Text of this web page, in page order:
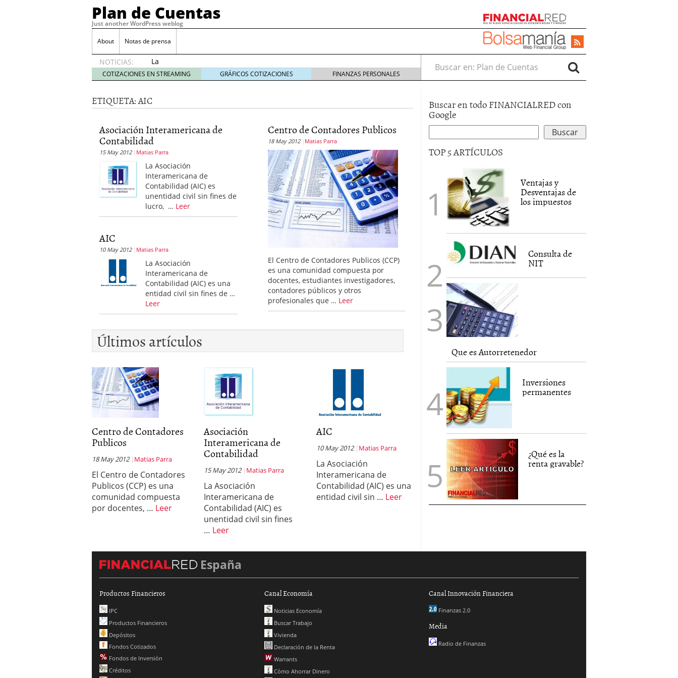
Plan de Cuentas
Just another WordPress weblog
About Notas de prensa
NOTICIAS:
La
elección
del
seguro
es tuya
17, 2015
Ventajas de las Tarjetas de Crédito en Colombia julio 16, 2013
Aportes de capital
¿Qué es el análisis financiero?
junio 11, 2013
¿Quién debe firmar un acta de asamblea? mayo 30, 2013
COTIZACIONES EN STREAMING GRÁFICOS COTIZACIONES FINANZAS PERSONALES
Buscar en:
ETIQUETA:AIC
Asociación Interamericana de
Contabilidad
15 May 2012 Matias Parra
La Asociación
Interamericana de
Contabilidad (AIC) es
unentidad civil sin fines de
lucro, … Leer
AIC
10 May 2012 Matias Parra
La Asociación
Interamericana de
Contabilidad (AIC) es una
entidad civil sin fines de …
Leer
Centro de Contadores Publicos
18 May 2012 Matias Parra
El Centro de Contadores Publicos (CCP)
es una comunidad compuesta por
docentes, estudiantes investigadores,
contadores públicos y otros
profesionales que … Leer
Últimos artículos
Centro de Contadores
Publicos
18 May 2012 Matias Parra
El Centro de Contadores
Publicos (CCP) es una
comunidad compuesta
por docentes, … Leer
Asociación
Interamericana de
Contabilidad
15 May 2012 Matias Parra
La Asociación
Interamericana de
Contabilidad (AIC) es
unentidad civil sin fines
… Leer
AIC
10 May 2012 Matias Parra
La Asociación
Interamericana de
Contabilidad (AIC) es una
entidad civil sin … Leer
Buscar en todo FINANCIALRED con
Google
TOP 5 ARTÍCULOS
Ventajas y
Desventajas de
los impuestos
Consulta de
NIT
Que es Autorretenedor
Inversiones
permanentes
¿Qué es la
renta gravable?
España
Productos Financieros
IPC
Productos Financieros
Depósitos
Fondos Cotizados
Fondos de Inversión
Créditos
Canal Economía
Noticias Economía
Buscar Trabajo
Vivienda
Declaración de la Renta
Warrants
Cómo Ahorrar Dinero
Canal Innovación Financiera
Finanzas 2.0
Media
Radio de Finanzas